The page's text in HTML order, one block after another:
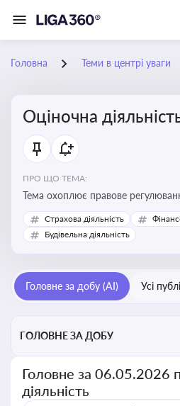
Головна Теми в центрі уваги
Оціночна
ПРО ЩО ТЕМА:
Тема охоплює правове
майнових прав і професійної
включно з кваліфікаційними
корисне для власника бізнесу,
бухгалтера під час оподаткування,
перевірки статусу суб'єктів
Страхова діяльність
Будівельна діяльність
Головне за добу (AI) Усі
ГОЛОВНЕ ЗА ДОБУ
Головне за 06.05.2026
діяльність